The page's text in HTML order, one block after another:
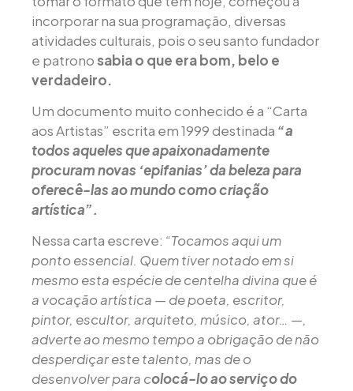
incorporar na sua programação, diversas
atividades culturais, pois o seu santo fundador
e patronosabia o que era bom, belo e
verdadeiro.
Um documento muito conhecido é a “Carta
aos Artistas” escrita em 1999 destinada “a
todos aqueles que apaixonadamente
procuram novas ‘epifanias’ da beleza para
oferecê-las ao mundo como criação
artística”.
Nessa carta escreve: “Tocamos aqui um
ponto essencial. Quem tiver notado em si
mesmo esta espécie de centelha divina que é
a vocação artística — de poeta, escritor,
pintor, escultor, arquiteto, músico, ator… —,
adverte ao mesmo tempo a obrigação de não
desperdiçar este talento, mas de o
desenvolver para colocá-lo ao serviço do